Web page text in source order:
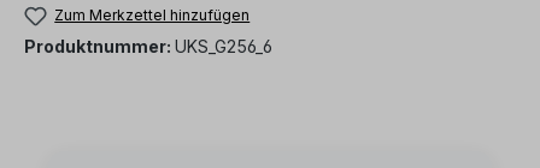
Zum Merkzettel hinzufügen
Produktnummer: UKS_G256_6